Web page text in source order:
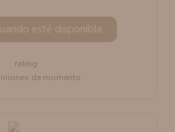
esté disponible
de momento